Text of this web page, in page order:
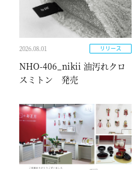
2026.08.01 リリース
NHO-406_nikii 油汚れクロ
スミトン 発売